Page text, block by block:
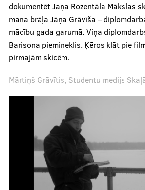
Mūsu cilvēki
Ētikas kodekss
Par mums
Mediju studija
dokumentēt Jaņa Rozentāla Mākslas
mana brāļa Jāņa Grāvīša –
mācību gada garumā. Viņa
Barisona piemineklis. Ķēros klāt pie
pirmajām skicēm.
Mārtiņš Grāvītis, Studentu medijs